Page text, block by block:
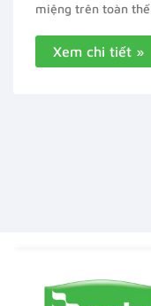
miệng trên toàn thế
Xem chi tiết »